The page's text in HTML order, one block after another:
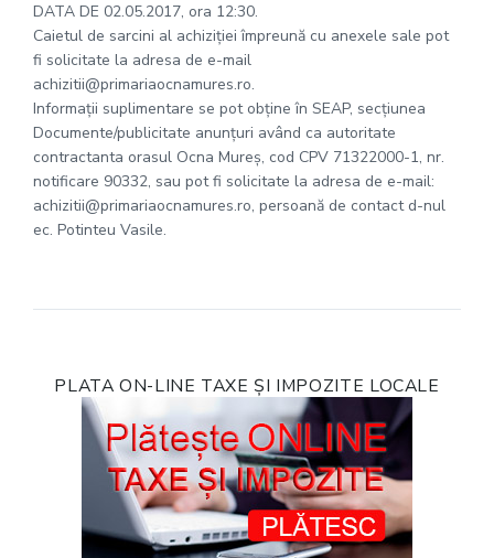
DATA DE 02.05.2017, ora 12:30.
Caietul de sarcini al achiziţiei împreună cu anexele sale pot
fi solicitate la adresa de e-mail
achizitii@primariaocnamures.ro.
Informaţii suplimentare se pot obţine în SEAP, secţiunea
Documente/publicitate anunțuri având ca autoritate
contractanta orasul Ocna Mureș, cod CPV 71322000-1, nr.
notificare 90332, sau pot fi solicitate la adresa de e-mail:
achizitii@primariaocnamures.ro, persoană de contact d-nul
ec. Potinteu Vasile.
PLATA ON-LINE TAXE ȘI IMPOZITE LOCALE